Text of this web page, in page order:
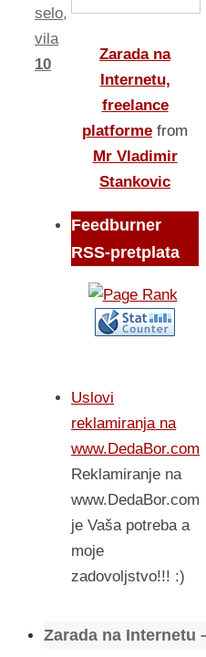
selo,
vila
10
Zarada na
Internetu,
freelance
platforme from
Mr Vladimir
Stankovic
Feedburner
RSS-pretplata
Uslovi
reklamiranja na
www.DedaBor.com
Reklamiranje na
www.DedaBor.com
je Vaša potreba a
moje
zadovoljstvo!!! :)
Zarada na Internetu